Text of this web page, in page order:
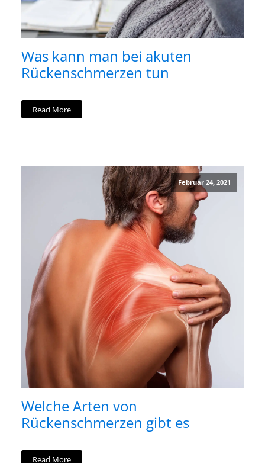
Was kann man bei akuten
Rückenschmerzen tun
Read More
Februar 24, 2021
Welche Arten von
Rückenschmerzen gibt es
Read More